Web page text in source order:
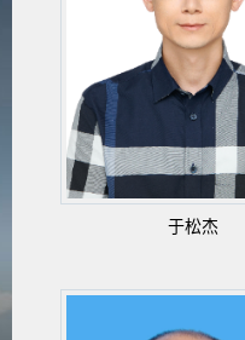
于松杰